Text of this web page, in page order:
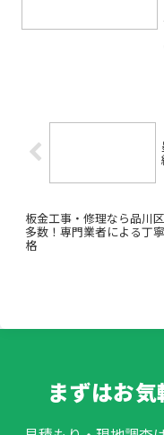
板金工事・修理なら品川
多数！専門業者による丁
格
まずはお